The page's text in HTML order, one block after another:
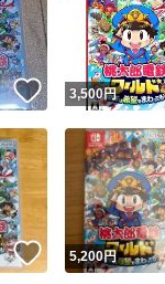
いいね！
3,500円
いいね！
5,200円